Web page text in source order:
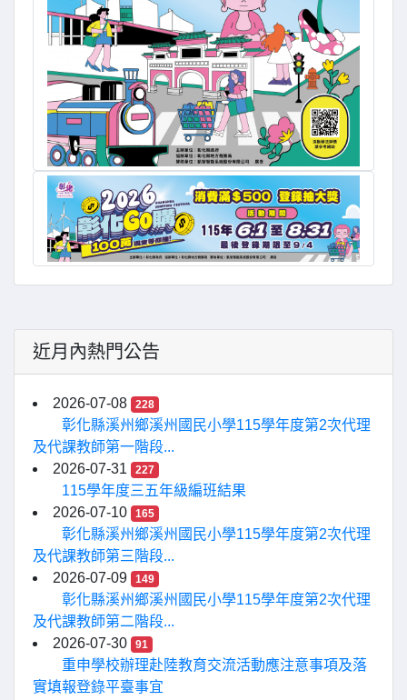
近月內熱門公告
2026-07-08 228
彰化縣溪州鄉溪州國民小學115學年度第2次代理
及代課教師第一階段...
2026-07-31
227
115學年度三五年級編班結果
2026-07-10
165
彰化縣溪州鄉溪州國民小學115學年度第2次代理
及代課教師第三階段...
2026-07-09
149
彰化縣溪州鄉溪州國民小學115學年度第2次代理
及代課教師第二階段...
2026-07-30
91
重申學校辦理赴陸教育交流活動應注意事項及落
實填報登錄平臺事宜